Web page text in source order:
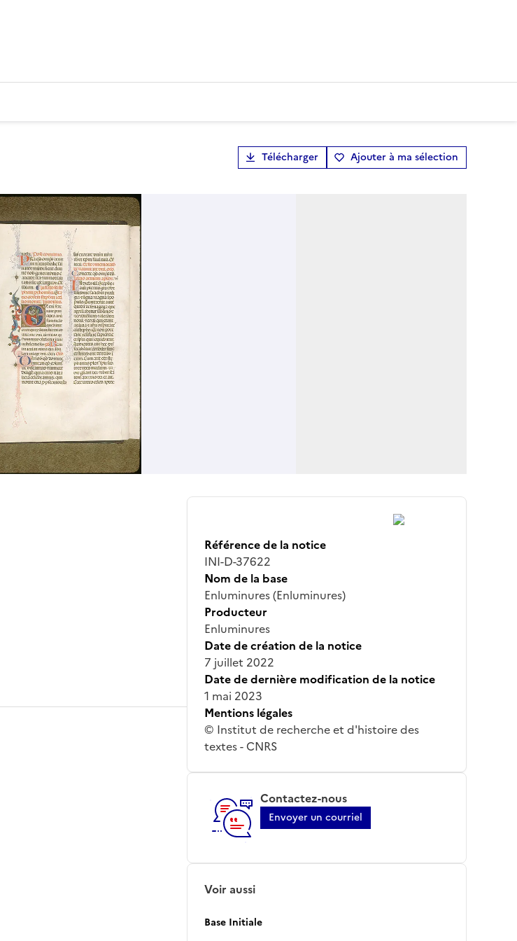
Télécharger Ajouter à ma sélection
Référence de la notice
INI-D-37622
Nom de la base
Enluminures (Enluminures)
Producteur
Enluminures
Date de création de la notice
7 juillet 2022
Date de dernière modification de la notice
1 mai 2023
Mentions légales
© Institut de recherche et d'histoire des
textes - CNRS
Contactez-nous
Envoyer un courriel
Voir aussi
Base Initiale